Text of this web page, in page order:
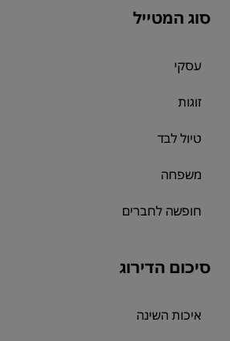
סוג המטייל
עסקי
זוגות
טיול לבד
משפחה
חופשה לחברים
סיכום הדירוג
איכות השינה